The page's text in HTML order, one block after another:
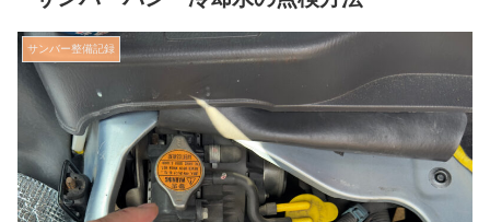
サンバー整備記録